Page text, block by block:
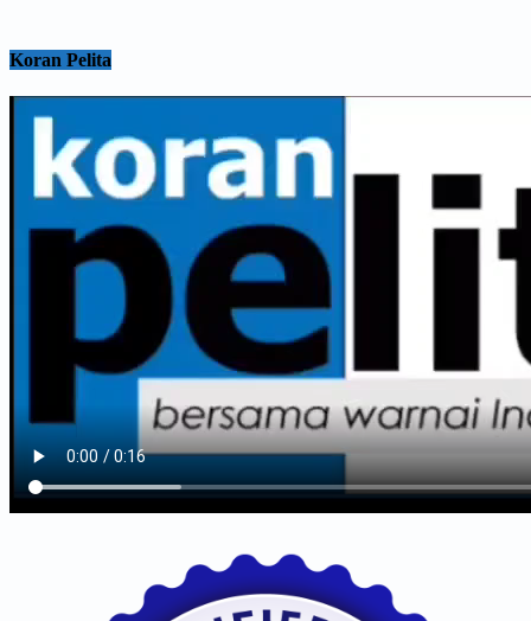
Koran Pelita